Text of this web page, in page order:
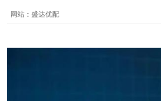
网站：盛达优配